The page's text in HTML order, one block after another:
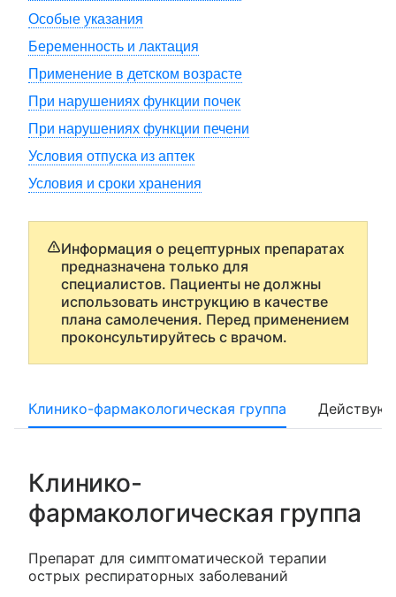
Особые указания
Беременность и лактация
Применение в детском возрасте
При нарушениях функции почек
При нарушениях функции печени
Условия отпуска из аптек
Условия и сроки хранения
Информация о рецептурных препаратах
предназначена только для
специалистов. Пациенты не должны
использовать инструкцию в качестве
плана самолечения. Перед применением
проконсультируйтесь с врачом.
Клинико-фармакологическая группа
Клинико-
фармакологическая группа
Препарат для симптоматической терапии
острых респираторных заболеваний